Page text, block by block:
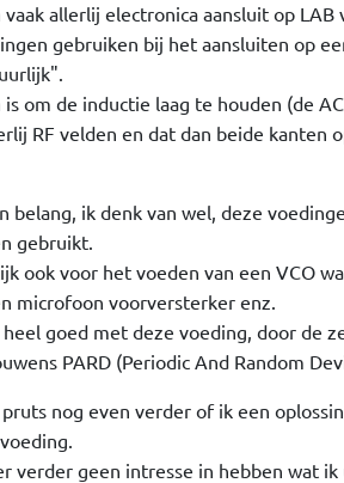
allerlij electronica aansluit op LAB
gebruiken bij het aansluiten op
om de inductie laag te houden (de
RF velden en dat dan beide kanten
belang, ik denk van wel, deze
gebruikt.
ook voor het voeden van een VCO
microfoon voorversterker enz.
heel goed met deze voeding, door de
PARD (Periodic And Random
pruts nog even verder of ik een
verder geen intresse in hebben wat